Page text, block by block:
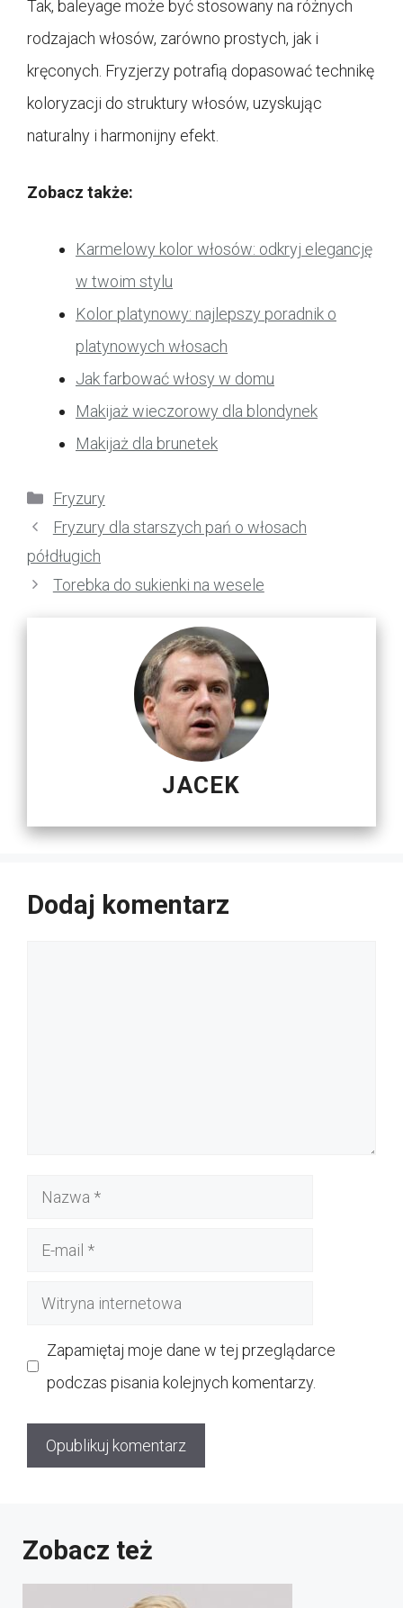
Tak, baleyage może być stosowany na różnych
rodzajach włosów, zarówno prostych, jak i
kręconych. Fryzjerzy potrafią dopasować technikę
koloryzacji do struktury włosów, uzyskując
naturalny i harmonijny efekt.
Zobacz także:
Karmelowy kolor włosów: odkryj elegancję
w twoim stylu
Kolor platynowy: najlepszy poradnik o
platynowych włosach
Jak farbować włosy w domu
Makijaż wieczorowy dla blondynek
Makijaż dla brunetek
Kategorie
Fryzury
Fryzury dla starszych pań o włosach
półdługich
Torebka do sukienki na wesele
JACEK
Dodaj komentarz
Nazwa
Witryna
Zapamiętaj moje dane w tej przeglądarce
podczas pisania kolejnych komentarzy.
Zobacz też